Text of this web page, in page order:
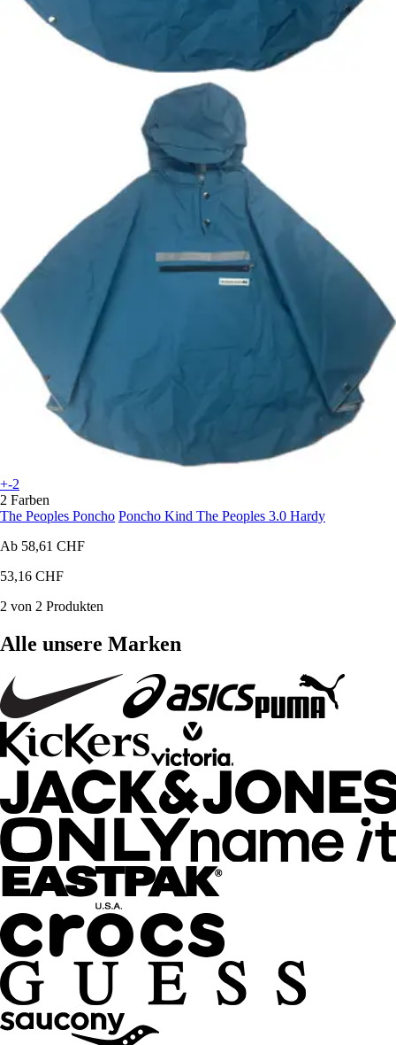
+-2
2 Farben
The Peoples Poncho Poncho Kind The Peoples 3.0 Hardy
Ab 58,61 CHF
53,16 CHF
2 von 2 Produkten
Alle unsere Marken